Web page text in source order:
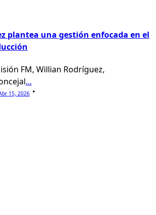
plantea una gestión enfocada en el
FM, Willian Rodríguez,
...
15, 2026